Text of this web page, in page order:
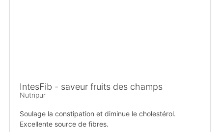
IntesFib - saveur fruits des champs
Nutripur
Soulage la constipation et diminue le cholestérol.
Excellente source de fibres.